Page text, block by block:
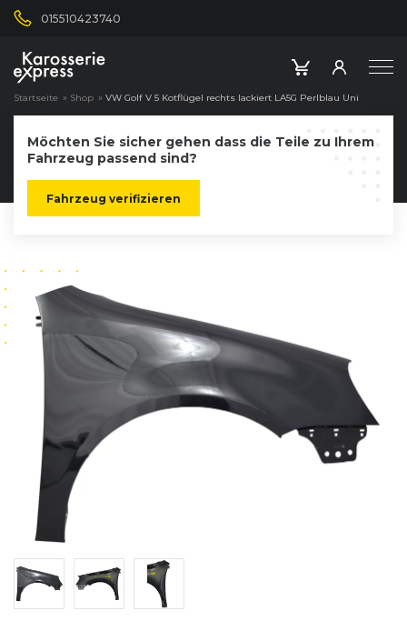
015510423740
Startseite » Shop » VW Golf V 5 Kotflügel rechts lackiert LA5G Perlblau Uni
Möchten Sie sicher gehen dass die Teile zu Ihrem
Fahrzeug passend sind?
Fahrzeug verifizieren